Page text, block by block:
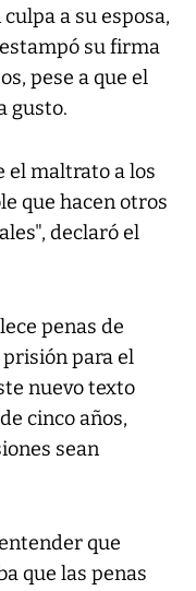
a su esposa,
su firma
pese a que el
gusto.
el maltrato a los
que hacen otros
declaró el
penas de
para el
nuevo texto
cinco años,
sean
que
que las penas